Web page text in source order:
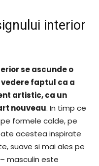
interior
se ascunde o
faptul ca a
artistic, ca un
nouveau. In timp ce
formele calde, pe
acestea inspirate
suave si mai ales pe
masculin este